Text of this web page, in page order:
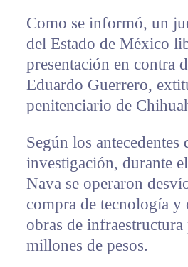
Como se informó, un
del Estado de México
presentación en contra
Eduardo Guerrero,
penitenciario de
Según los antecedentes
investigación, durante
Nava se operaron
compra de tecnología y
obras de
millones de pesos.